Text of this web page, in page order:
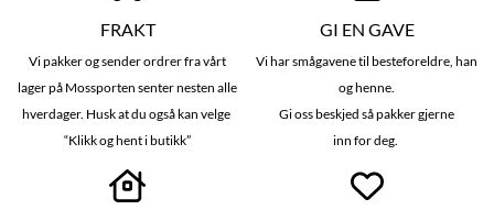
FRAKT
Vi pakker og sender ordrer fra vårt
lager på Mossporten senter nesten alle
hverdager. Husk at du også kan velge
“Klikk og hent i butikk”
GI EN GAVE
Vi har smågavene til besteforeldre, han
og henne.
Gi oss beskjed så pakker gjerne
inn for deg.